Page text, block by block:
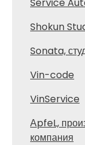
Shokun
Sonata,
Vin-code
VinService
АpfeL,
компания